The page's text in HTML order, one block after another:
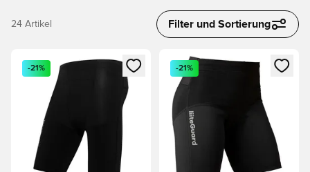
24 Artikel Filter und Sortierung
Öffnet ein Fenster zum Anmelden oder Registrieren als
-21%
Öffnet ein Fenster zum
-21%